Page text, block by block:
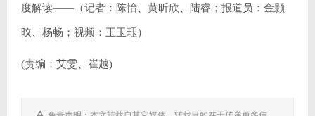
度解读——（记者：陈怡、黄昕欣、陆睿；报道员：金颢
旼、杨畅；视频：王玉珏）
(责编：艾雯、崔越)